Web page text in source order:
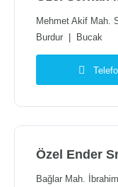
Mehmet Akif Mah.
Burdur
Bucak
Özel Ender
Bağlar Mah.